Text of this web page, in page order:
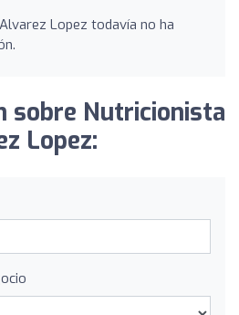
Lopez todavía no ha
sobre Nutricionista
Lopez: